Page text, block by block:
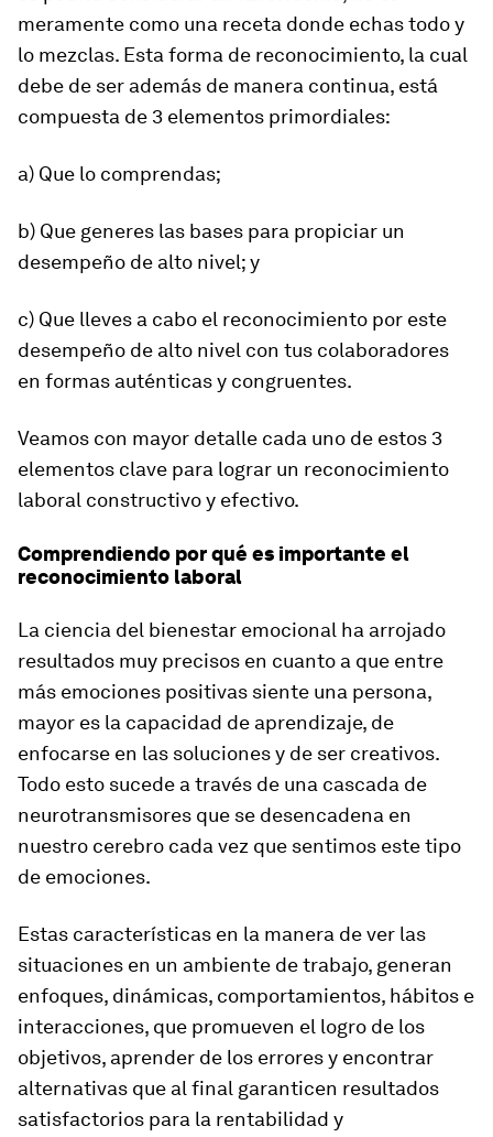
meramente como una receta donde echas todo y
lo mezclas. Esta forma de reconocimiento, la cual
debe de ser además de manera continua, está
compuesta de 3 elementos primordiales:
a) Que lo comprendas;
b) Que generes las bases para propiciar un
desempeño de alto nivel; y
c) Que lleves a cabo el reconocimiento por este
desempeño de alto nivel con tus colaboradores
en formas auténticas y congruentes.
Veamos con mayor detalle cada uno de estos 3
elementos clave para lograr un reconocimiento
laboral constructivo y efectivo.
Comprendiendo por qué es importante el
reconocimiento laboral
La ciencia del bienestar emocional ha arrojado
resultados muy precisos en cuanto a que entre
más emociones positivas siente una persona,
mayor es la capacidad de aprendizaje, de
enfocarse en las soluciones y de ser creativos.
Todo esto sucede a través de una cascada de
neurotransmisores que se desencadena en
nuestro cerebro cada vez que sentimos este tipo
de emociones.
Estas características en la manera de ver las
situaciones en un ambiente de trabajo, generan
enfoques, dinámicas, comportamientos, hábitos e
interacciones, que promueven el logro de los
objetivos, aprender de los errores y encontrar
alternativas que al final garanticen resultados
satisfactorios para la rentabilidad y